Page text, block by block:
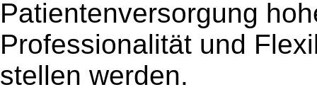
Patientenversorgung
Professionalität und
stellen werden.